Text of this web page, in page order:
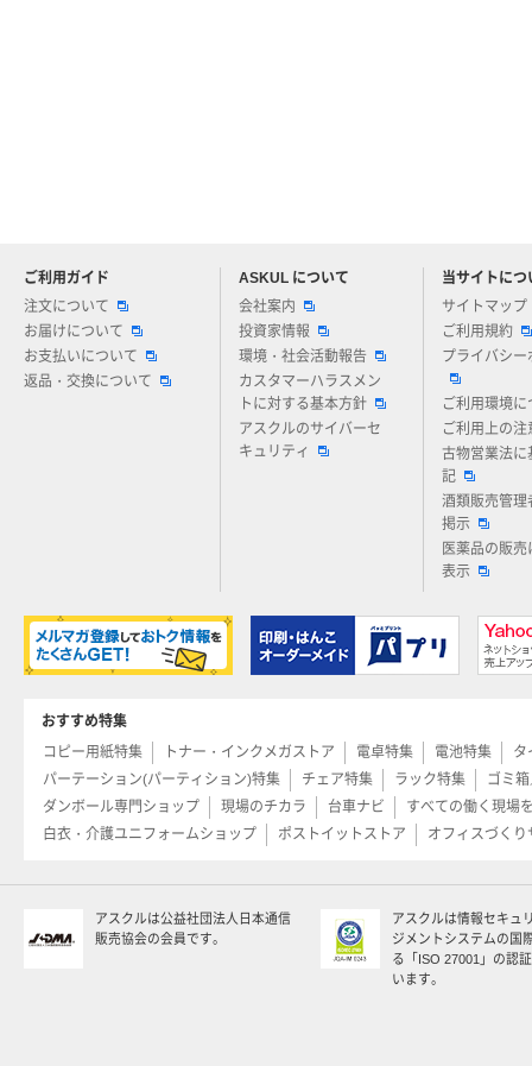
ご利用ガイド
注文について
お届けについて
お支払いについて
返品・交換について
ASKUL について
会社案内
投資家情報
環境・社会活動報告
カスタマーハラスメン
トに対する基本方針
アスクルのサイバーセ
キュリティ
当サイトにつ
サイトマップ
ご利用規約
プライバシー
ご利用環境に
ご利用上の注
古物営業法に
記
酒類販売管理
掲示
医薬品の販売
表示
アスクルについてお気軽にご質問ください
おすすめ特集
コピー用紙特集
トナー・インクメガストア 電卓特集 電池特集
タ
パーテーション(パーティション)特集
チェア特集 ラック特集
ゴミ
ダンボール専門ショップ
現場のチカラ 台車ナビ
すべての働く現場
白衣・介護ユニフォームショップ
ポストイットストア オフィスづくり
アスクルは公益社団法人日本通信
販売協会の会員です。
アスクルは情報セキュ
ジメントシステムの国
る「ISO 27001」の認
います。